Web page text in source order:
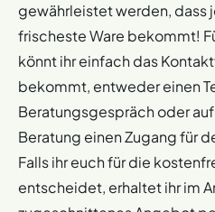
gewährleistet werden, dass
frischeste Ware bekommt!
könnt ihr einfach das
bekommt, entweder einen
Beratungsgespräch oder
Beratung einen Zugang für
Falls ihr euch für die
entscheidet, erhaltet ihr im